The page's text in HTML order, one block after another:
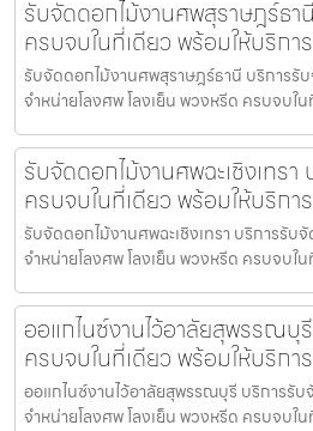
รับจัดดอกไม้งานศพสุราษฎร์ธ
ครบจบในที่เดียว พร้อมให้บริกา
รับจัดดอกไม้งานศพสุราษฎร์ธานี บริการ
จำหน่ายโลงศพ โลงเย็น พวงหรีด ครบจบใ
รับจัดดอกไม้งานศพฉะเชิงเทร
ครบจบในที่เดียว พร้อมให้บริกา
รับจัดดอกไม้งานศพฉะเชิงเทรา บริการรั
จำหน่ายโลงศพ โลงเย็น พวงหรีด ครบจบใ
ออแกไนซ์งานไว้อาลัยสุพรรณ
ครบจบในที่เดียว พร้อมให้บริกา
ออแกไนซ์งานไว้อาลัยสุพรรณบุรี บริการรั
จำหน่ายโลงศพ โลงเย็น พวงหรีด ครบจบใ